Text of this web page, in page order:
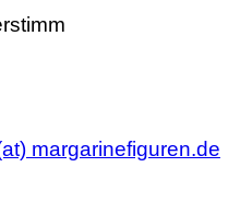
margarinefiguren.de